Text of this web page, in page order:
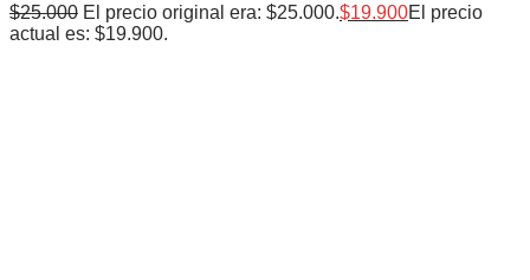
$25.000 El precio original era: $25.000.$19.900El precio
actual es: $19.900.